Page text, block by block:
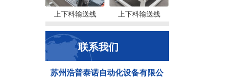
上下料输送线 上下料输送线
联系我们
苏州浩普泰诺自动化设备有限公